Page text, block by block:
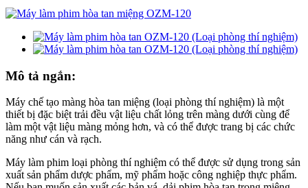
Mô tả ngắn:
Máy chế tạo màng hòa tan miệng (loại phòng thí nghiệm) là một
thiết bị đặc biệt trải đều vật liệu chất lỏng trên màng dưới cùng để
làm một vật liệu màng mỏng hơn, và có thể được trang bị các chức
năng như cán và rạch.
Máy làm phim loại phòng thí nghiệm có thể được sử dụng trong sản
xuất sản phẩm dược phẩm, mỹ phẩm hoặc công nghiệp thực phẩm.